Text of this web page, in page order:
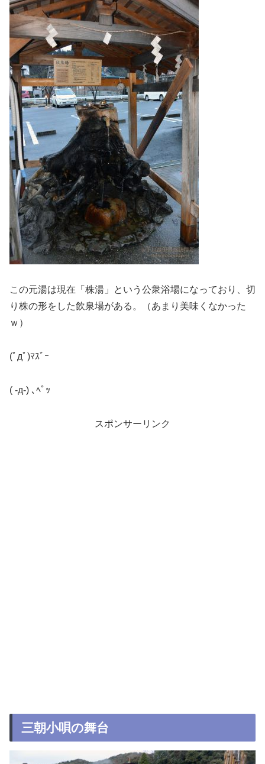
この元湯は現在「株湯」という公衆浴場になっており、切
り株の形をした飲泉場がある。（あまり美味くなかった
ｗ）
(ﾟдﾟ)ﾏｽﾞｰ
( -д-) ､ﾍﾟｯ
スポンサーリンク
三朝小唄の舞台